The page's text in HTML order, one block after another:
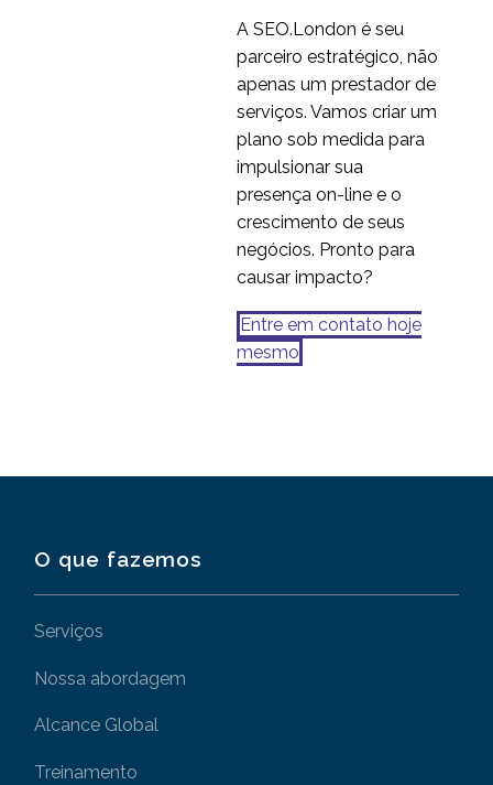
A SEO.London é seu
parceiro estratégico, não
apenas um prestador de
serviços. Vamos criar um
plano sob medida para
impulsionar sua
presença on-line e o
crescimento de seus
negócios. Pronto para
causar impacto?
Entre em contato hoje
mesmo
O que fazemos
Serviços
Nossa abordagem
Alcance Global
Treinamento